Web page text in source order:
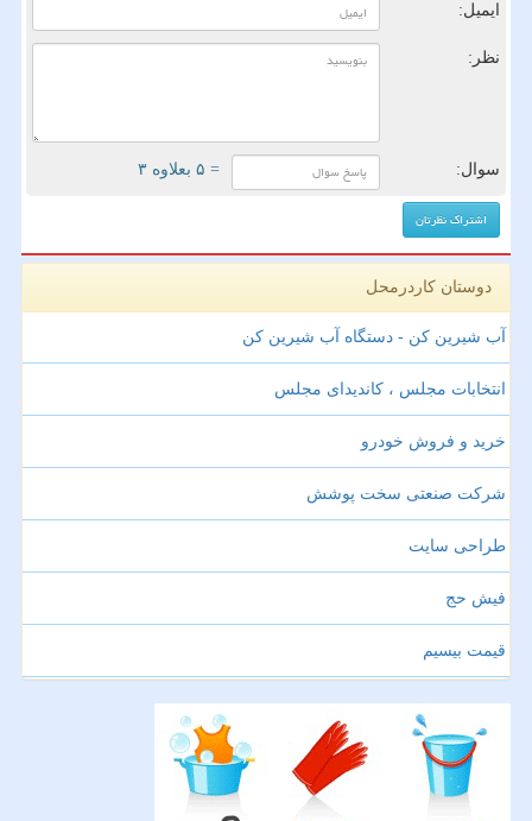
ایمیل:
نظر:
سوال: = ۵ بعلاوه ۳
دوستان کاردرمحل
آب شیرین کن - دستگاه آب شیرین کن
انتخابات مجلس ، کاندیدای مجلس
خرید و فروش خودرو
شرکت صنعتی سخت پوشش
طراحی سایت
فیش حج
قیمت بیسیم